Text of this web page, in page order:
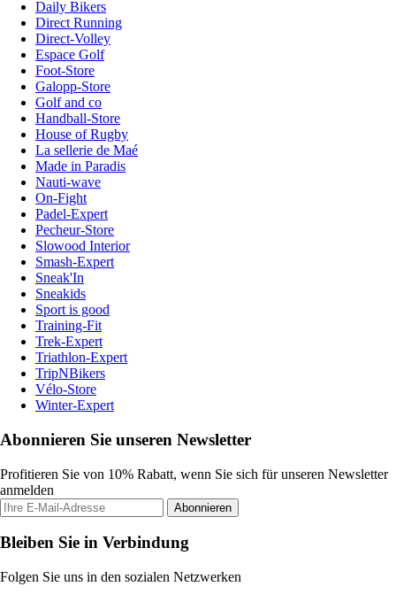
Daily Bikers
Direct Running
Direct-Volley
Espace Golf
Foot-Store
Galopp-Store
Golf and co
Handball-Store
House of Rugby
La sellerie de Maé
Made in Paradis
Nauti-wave
On-Fight
Padel-Expert
Pecheur-Store
Slowood Interior
Smash-Expert
Sneak'In
Sneakids
Sport is good
Training-Fit
Trek-Expert
Triathlon-Expert
TripNBikers
Vélo-Store
Winter-Expert
Abonnieren Sie unseren Newsletter
Profitieren Sie von 10% Rabatt, wenn Sie sich für unseren Newsletter
anmelden
Abonnieren
Bleiben Sie in Verbindung
Folgen Sie uns in den sozialen Netzwerken